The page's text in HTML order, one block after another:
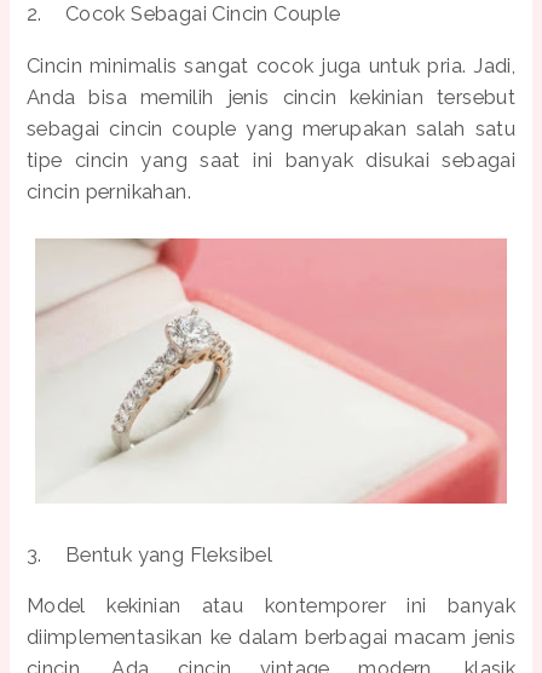
2. Cocok Sebagai Cincin Couple
Cincin minimalis sangat cocok juga untuk pria. Jadi,
Anda bisa memilih jenis cincin kekinian tersebut
sebagai cincin couple yang merupakan salah satu
tipe cincin yang saat ini banyak disukai sebagai
cincin pernikahan.
3. Bentuk yang Fleksibel
Model kekinian atau kontemporer ini banyak
diimplementasikan ke dalam berbagai macam jenis